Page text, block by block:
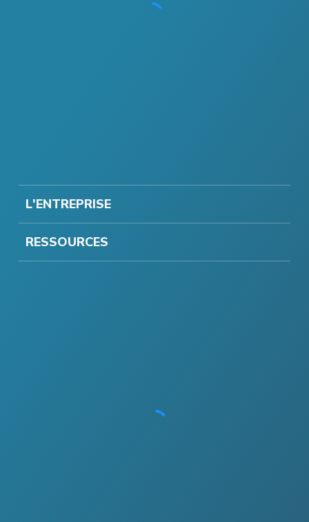
L'ENTREPRISE
RESSOURCES